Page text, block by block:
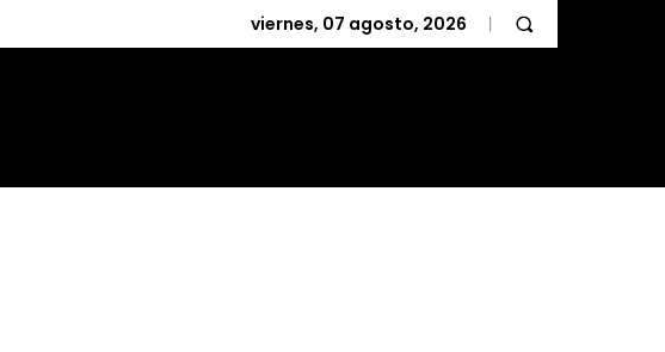
viernes, 07 agosto, 2026